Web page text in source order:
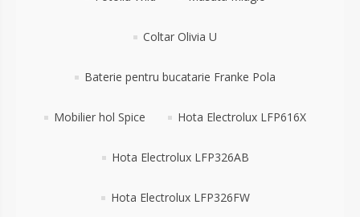
Coltar Olivia U
Baterie pentru bucatarie Franke Pola
Mobilier hol Spice Hota Electrolux LFP616X
Hota Electrolux LFP326AB
Hota Electrolux LFP326FW